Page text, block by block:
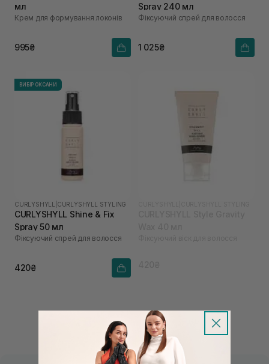
мл
Крем для формування локонів
995₴
Spray 240 мл
Фіксуючий спрей для волосся
1 025₴
ВИБІР ОКСАНИ
CURLYSHYLL CURLYSHYLL STYLING
CURLYSHYLL Shine & Fix
Spray 50 мл
Фіксуючий спрей для волосся
420₴